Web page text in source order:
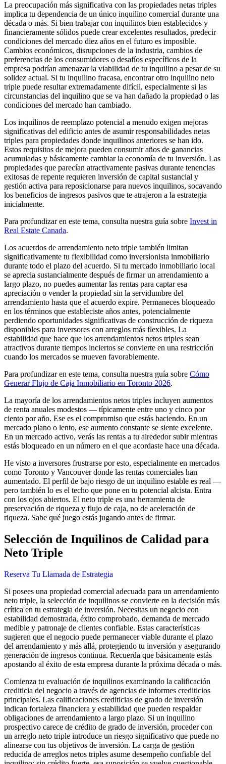
La preocupación más significativa con las propiedades netas triples
implica tu dependencia de un único inquilino comercial durante una
década o más. Si bien trabajar con inquilinos bien establecidos y
financieramente sólidos puede crear excelentes resultados, predecir
condiciones del mercado diez años en el futuro es imposible.
Cambios económicos, disrupciones de la industria, cambios de
preferencias de los consumidores o desafíos específicos de la
empresa podrían amenazar la viabilidad de tu inquilino a pesar de su
solidez actual. Si tu inquilino fracasa, encontrar otro inquilino neto
triple puede resultar extremadamente difícil, especialmente si las
circunstancias del inquilino que se va han dañado la propiedad o las
condiciones del mercado han cambiado.
Los inquilinos de reemplazo potencial a menudo exigen mejoras
significativas del edificio antes de asumir responsabilidades netas
triples para propiedades donde inquilinos anteriores se han ido.
Estos requisitos de mejora pueden consumir años de ganancias
acumuladas y básicamente cambiar la economía de tu inversión. Las
propiedades que parecían atractivamente pasivas durante tenencias
exitosas de repente requieren inversión de capital sustancial y
gestión activa para reposicionarse para nuevos inquilinos, socavando
los beneficios de ingresos pasivos que te atrajeron a la estrategia
inicialmente.
Para profundizar en este tema, consulta nuestra guía sobre Invest in
Real Estate Canada.
Los acuerdos de arrendamiento neto triple también limitan
significativamente tu flexibilidad como inversionista inmobiliario
durante todo el plazo del acuerdo. Si tu mercado inmobiliario local
se aprecia sustancialmente después de firmar un arrendamiento a
largo plazo, no puedes aumentar las rentas para captar esa
apreciación o vender la propiedad sin la servidumbre del
arrendamiento hasta que el acuerdo expire. Permaneces bloqueado
en los términos que estableciste años antes, potencialmente
perdiendo oportunidades significativas de construcción de riqueza
disponibles para inversores con arreglos más flexibles. La
estabilidad que hace que los arrendamientos netos triples sean
atractivos durante tiempos inciertos se convierte en una restricción
cuando los mercados se mueven favorablemente.
Para profundizar en este tema, consulta nuestra guía sobre Cómo
Generar Flujo de Caja Inmobiliario en Toronto 2026.
La mayoría de los arrendamientos netos triples incluyen aumentos
de renta anuales modestos — típicamente entre uno y cinco por
ciento por año. Ese es el compromiso que estás haciendo. En un
mercado plano o lento, ese aumento constante se siente excelente.
En un mercado activo, verás las rentas a tu alrededor subir mientras
estás bloqueado en un número en el que acordaste hace una década.
He visto a inversores frustrarse por esto, especialmente en mercados
como Toronto y Vancouver donde las rentas comerciales han
aumentado. El perfil de bajo riesgo de un inquilino estable es real —
pero también lo es el techo que pone en tu potencial alcista. Entra
con los ojos abiertos. El neto triple es una herramienta de
preservación de riqueza y flujo de caja, no de aceleración de
riqueza. Sabe qué juego estás jugando antes de firmar.
Selección de Inquilinos de Calidad para
Neto Triple
Reserva Tu Llamada de Estrategia
Si posees una propiedad comercial adecuada para un arrendamiento
neto triple, la selección de inquilinos se convierte en la decisión más
crítica en tu estrategia de inversión. Necesitas un negocio con
estabilidad demostrada, éxito comprobado, demanda de mercado
medible y patronaje de clientes confiable. Estas características
sugieren que el negocio puede permanecer viable durante el plazo
del arrendamiento y más allá, protegiendo tu inversión y asegurando
generación de ingresos continua. Recuerda que básicamente estás
apostando al éxito de esta empresa durante la próxima década o más.
Comienza tu evaluación de inquilinos examinando la calificación
crediticia del negocio a través de agencias de informes crediticios
principales. Las calificaciones crediticias de grado de inversión
indican fortaleza financiera y estabilidad que pueden respaldar
obligaciones de arrendamiento a largo plazo. Si un inquilino
prospectivo carece de crédito de grado de inversión, proceder con
un arreglo neto triple introduce un riesgo significativo que puede no
alinearse con tus objetivos de inversión. La carga de gestión
reducida de arreglos netos triples asume desempeño confiable del